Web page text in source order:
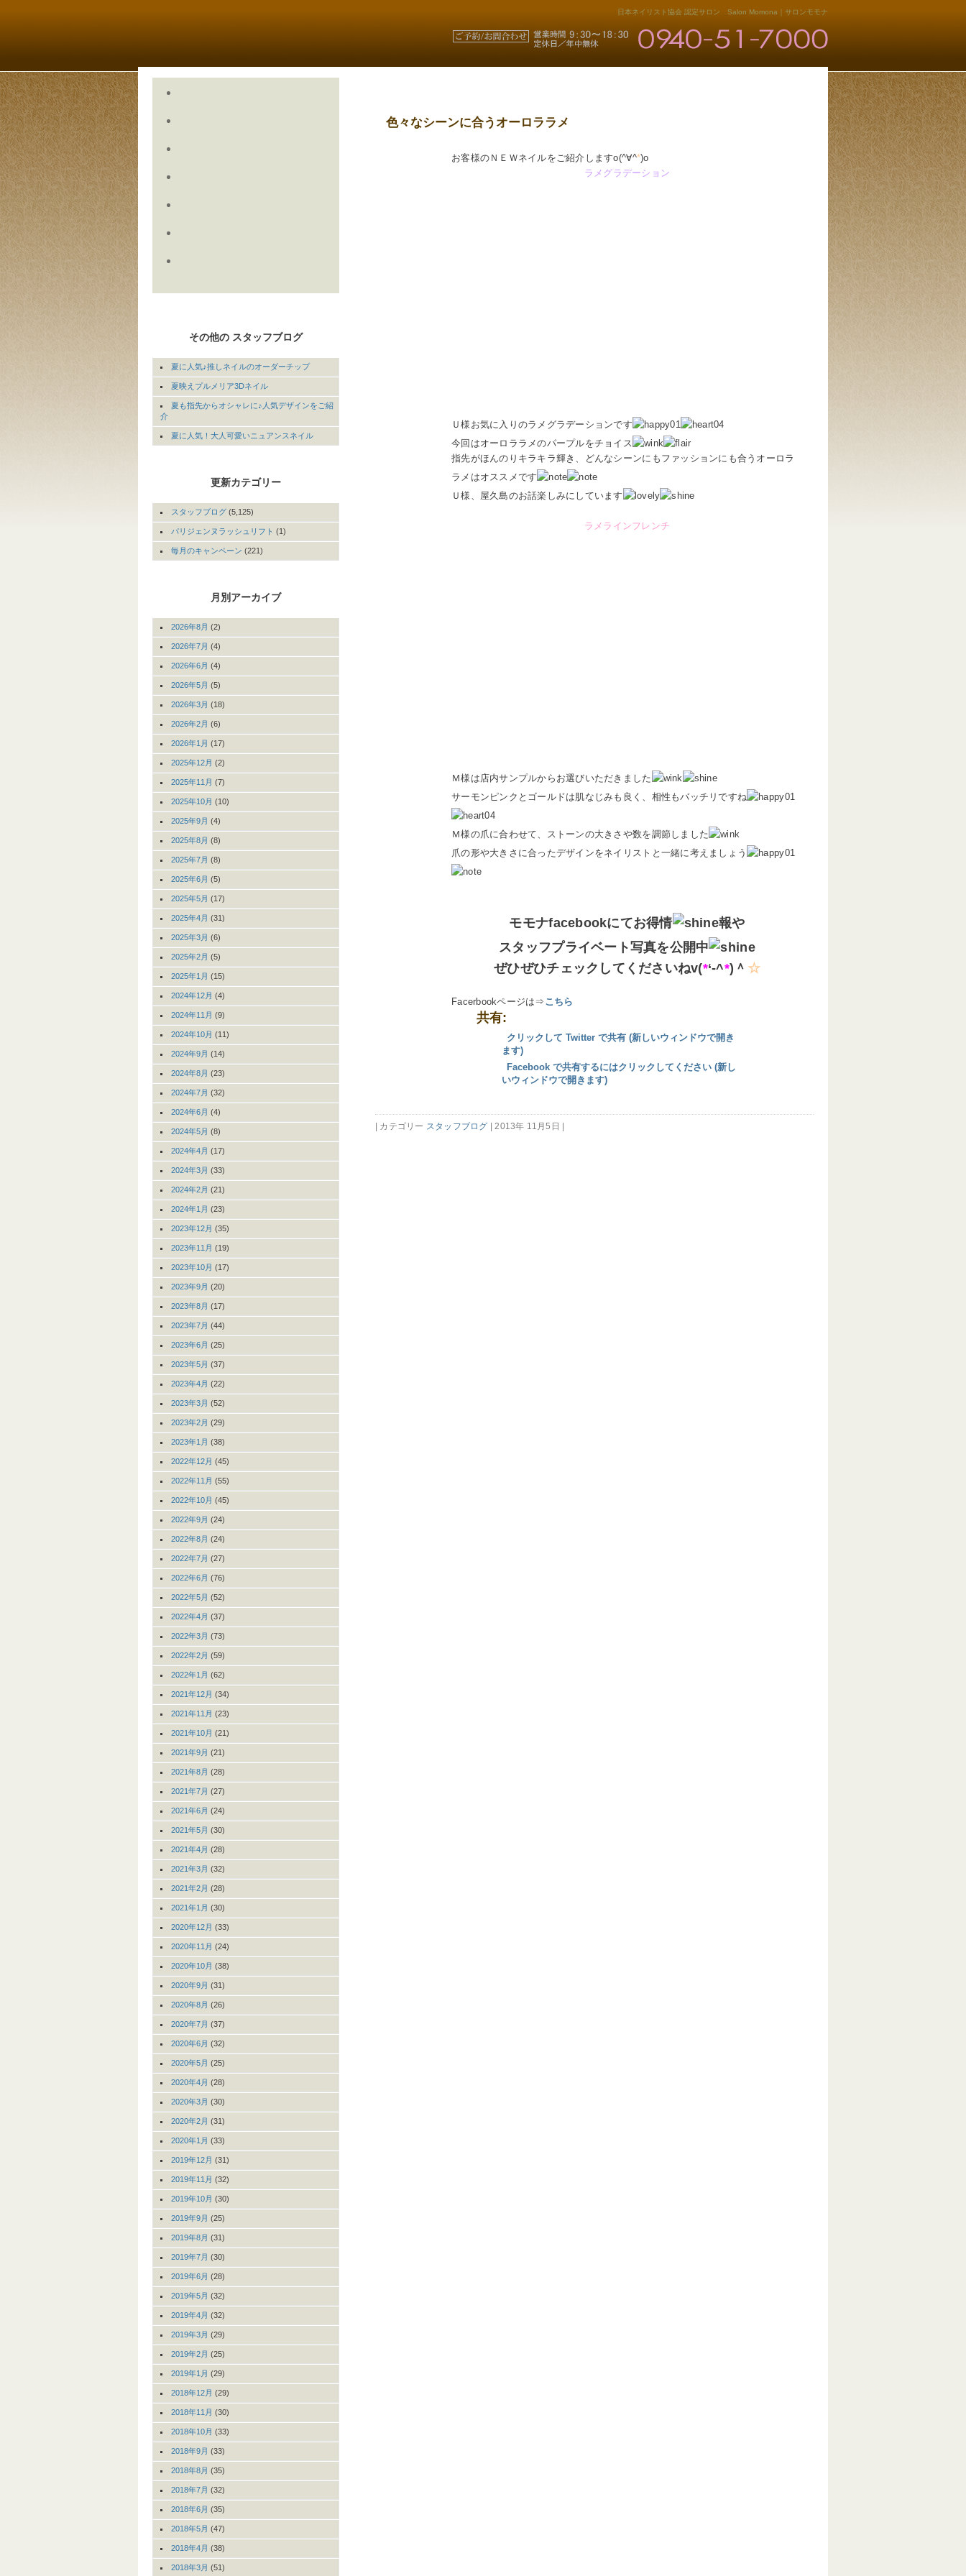
日本ネイリスト協会 認定サロン Salon Momona｜サロンモモナ
色々なシーンに合うオーロララメ
お客様のＮＥＷネイルをご紹介しますo(^∀^*)o
ラメグラデーション
Ｕ様お気に入りのラメグラデーションです
今回はオーロララメのパープルをチョイス
指先がほんのりキラキラ輝き、どんなシーンにもファッションにも合うオーロラ
ラメはオススメです
Ｕ様、屋久島のお話楽しみにしています
ラメラインフレンチ
Ｍ様は店内サンプルからお選びいただきました
サーモンピンクとゴールドは肌なじみも良く、相性もバッチリですね
Ｍ様の爪に合わせて、ストーンの大きさや数を調節しました
爪の形や大きさに合ったデザインをネイリストと一緒に考えましょう
モモナfacebookにてお得情
報や
スタッフプライベート写真を公開中
ぜひぜひチェックしてくださいねv(*‘-^*)＾ ☆
Facerbookページは⇒ こちら
共有:
クリックして Twitter で共有 (新しいウィンドウで開き
ます)
Facebook で共有するにはクリックしてください (新し
いウィンドウで開きます)
| カテゴリー スタッフブログ | 2013年 11月5日 |
その他の スタッフブログ
夏に人気♪推しネイルのオーダーチップ
夏映えプルメリア3Dネイル
夏も指先からオシャレに♪人気デザインをご紹
介
夏に人気！大人可愛いニュアンスネイル
更新カテゴリー
スタッフブログ (5,125)
パリジェンヌラッシュリフト (1)
毎月のキャンペーン (221)
月別アーカイブ
2026年8月 (2)
2026年7月 (4)
2026年6月 (4)
2026年5月 (5)
2026年3月 (18)
2026年2月 (6)
2026年1月 (17)
2025年12月 (2)
2025年11月 (7)
2025年10月 (10)
2025年9月 (4)
2025年8月 (8)
2025年7月 (8)
2025年6月 (5)
2025年5月 (17)
2025年4月 (31)
2025年3月 (6)
2025年2月 (5)
2025年1月 (15)
2024年12月 (4)
2024年11月 (9)
2024年10月 (11)
2024年9月 (14)
2024年8月 (23)
2024年7月 (32)
2024年6月 (4)
2024年5月 (8)
2024年4月 (17)
2024年3月 (33)
2024年2月 (21)
2024年1月 (23)
2023年12月 (35)
2023年11月 (19)
2023年10月 (17)
2023年9月 (20)
2023年8月 (17)
2023年7月 (44)
2023年6月 (25)
2023年5月 (37)
2023年4月 (22)
2023年3月 (52)
2023年2月 (29)
2023年1月 (38)
2022年12月 (45)
2022年11月 (55)
2022年10月 (45)
2022年9月 (24)
2022年8月 (24)
2022年7月 (27)
2022年6月 (76)
2022年5月 (52)
2022年4月 (37)
2022年3月 (73)
2022年2月 (59)
2022年1月 (62)
2021年12月 (34)
2021年11月 (23)
2021年10月 (21)
2021年9月 (21)
2021年8月 (28)
2021年7月 (27)
2021年6月 (24)
2021年5月 (30)
2021年4月 (28)
2021年3月 (32)
2021年2月 (28)
2021年1月 (30)
2020年12月 (33)
2020年11月 (24)
2020年10月 (38)
2020年9月 (31)
2020年8月 (26)
2020年7月 (37)
2020年6月 (32)
2020年5月 (25)
2020年4月 (28)
2020年3月 (30)
2020年2月 (31)
2020年1月 (33)
2019年12月 (31)
2019年11月 (32)
2019年10月 (30)
2019年9月 (25)
2019年8月 (31)
2019年7月 (30)
2019年6月 (28)
2019年5月 (32)
2019年4月 (32)
2019年3月 (29)
2019年2月 (25)
2019年1月 (29)
2018年12月 (29)
2018年11月 (30)
2018年10月 (33)
2018年9月 (33)
2018年8月 (35)
2018年7月 (32)
2018年6月 (35)
2018年5月 (47)
2018年4月 (38)
2018年3月 (51)